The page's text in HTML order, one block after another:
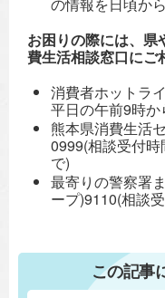
お困りの際には、県
費生活相談窓口にご
消費者ホットラ
平日の午前9時
熊本県消費生活
0999(相談受付
で)
最寄りの警察署
ープ)9110(相談
この記事